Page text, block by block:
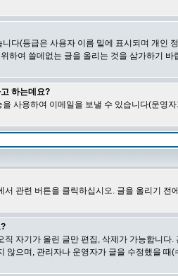
다(등급은 사용자 이름 밑에 표시되며 개인
하여 쓸데없는 글을 올리는 것을 삼가하기
하는데요?
사용하여 이메일을 보낼 수 있습니다(운영
관련 버튼을 클릭하십시오. 글을 올리기
자기가 올린 글만 편집, 삭제가 가능합니다.
않으며, 관리자나 운영자가 글을 수정했을